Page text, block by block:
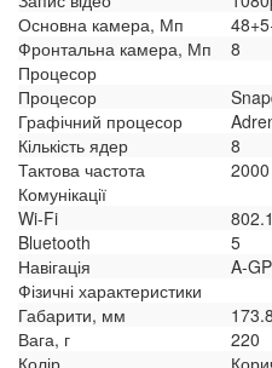
Основна камера, Мп
Фронтальна камера, Мп
8
Процесор
Процесор
Графічний процесор
Кількість ядер
8
Тактова частота
2000
Комунікації
Wi-Fi
Bluetooth
5
Навігація
A-
Фізичні характеристики
Габарити, мм
Вага, г
220
Колір